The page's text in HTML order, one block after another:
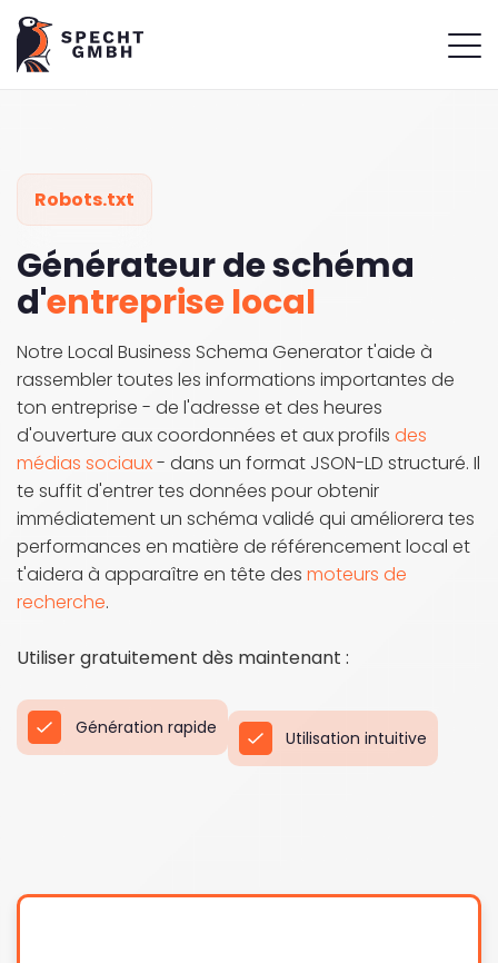
Robots.txt
Générateur de schéma
d'entreprise local
Notre Local Business Schema Generator t'aide à
rassembler toutes les informations importantes de
ton entreprise - de l'adresse et des heures
d'ouverture aux coordonnées et aux profils des
médias sociaux- dans un format JSON-LD structuré. Il
te suffit d'entrer tes données pour obtenir
immédiatement un schéma validé qui améliorera tes
performances en matière de référencement local et
t'aidera à apparaître en tête des moteurs de
recherche.
Utiliser gratuitement dès maintenant :
Génération rapide Utilisation intuitive